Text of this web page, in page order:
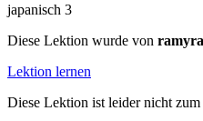
japanisch 3
Diese Lektion wurde von ramyra
Lektion lernen
Diese Lektion ist leider nicht zum